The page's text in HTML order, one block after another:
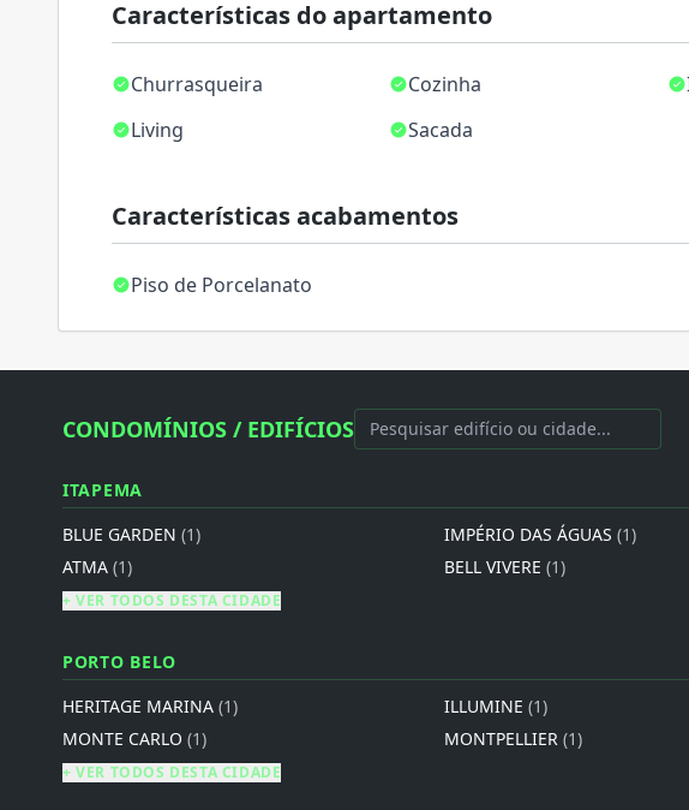
Características do apartamento
Churrasqueira Cozinha
Living
Sacada
Características acabamentos
Piso de Porcelanato
CONDOMÍNIOS / EDIFÍCIOS
ITAPEMA
BLUE GARDEN (1) IMPÉRIO DAS ÁGUAS (1)
ATMA (1) BELL VIVERE (1)
+ VER TODOS DESTA CIDADE
PORTO BELO
HERITAGE MARINA (1) ILLUMINE (1)
MONTE CARLO (1) MONTPELLIER (1)
+ VER TODOS DESTA CIDADE